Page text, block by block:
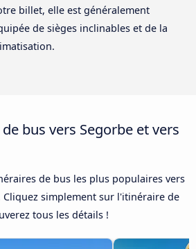
billet, elle est généralement
de sièges inclinables et de la
bus vers Segorbe et vers
de bus les plus populaires vers
Cliquez simplement sur l'itinéraire de
tous les détails !